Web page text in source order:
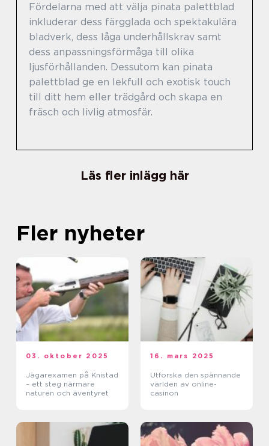
Fördelarna med att välja pinata palettblad
inkluderar dess färgglada och spektakulära
bladverk, dess låga underhållskrav samt
dess anpassningsförmåga till olika
ljusförhållanden. Dessutom kan pinata
palettblad ge en lekfull och exotisk touch
till ditt hem eller trädgård och skapa en
fräsch och livlig atmosfär.
Läs fler inlägg här
Fler nyheter
03. oktober 2025
Jägarexamen på Knistad
– ett steg närmare
naturen och äventyret
16. mars 2025
Utforska den spännande
världen av online-
casinon